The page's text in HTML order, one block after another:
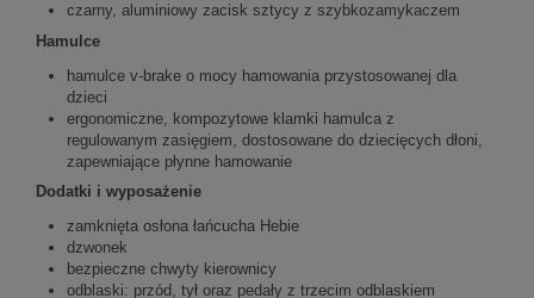
czarny, aluminiowy zacisk sztycy z szybkozamykaczem
Hamulce
hamulce v-brake o mocy hamowania przystosowanej dla
dzieci
ergonomiczne, kompozytowe klamki hamulca z
regulowanym zasięgiem, dostosowane do dziecięcych dłoni,
zapewniające płynne hamowanie
Dodatki i wyposażenie
zamknięta osłona łańcucha Hebie
dzwonek
bezpieczne chwyty kierownicy
odblaski: przód, tył oraz pedały z trzecim odblaskiem